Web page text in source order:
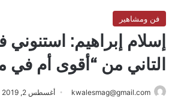
فن ومشاهير
إسلام إبراهيم: استنوني
التاني من “أقوى أم في
kwalesmag@gmail.com أغسطس 2, 2019